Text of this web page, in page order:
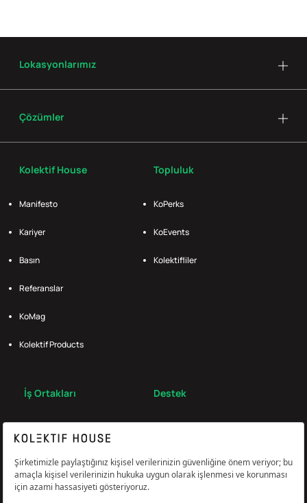
Kolektif House
Manifesto
Kariyer
Basın
Referanslar
KoMag
Kolektif Products
Topluluk
KoPerks
KoEvents
Kolektifliler
İş Ortakları Destek
Lokasyonlarımız
Çözümler